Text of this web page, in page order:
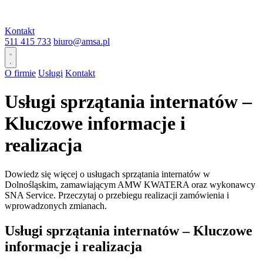
Kontakt
511 415 733 biuro@amsa.pl
O firmie Usługi Kontakt
Usługi sprzątania internatów –
Kluczowe informacje i
realizacja
Dowiedz się więcej o usługach sprzątania internatów w
Dolnośląskim, zamawiającym AMW KWATERA oraz wykonawcy
SNA Service. Przeczytaj o przebiegu realizacji zamówienia i
wprowadzonych zmianach.
Usługi sprzątania internatów – Kluczowe
informacje i realizacja